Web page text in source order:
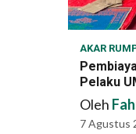
AKAR
Pelaku
Oleh
7 Agustus